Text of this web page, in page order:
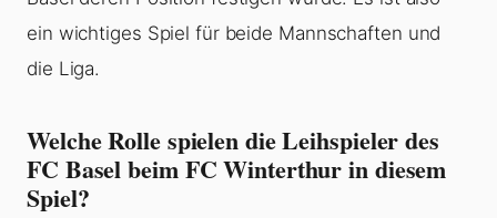
ein wichtiges Spiel für beide Mannschaften und
die Liga.
Welche Rolle spielen die Leihspieler des
FC Basel beim FC Winterthur in diesem
Spiel?